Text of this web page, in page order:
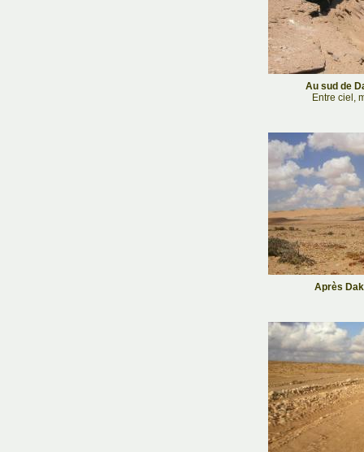
Au sud de
Entre ciel,
Après